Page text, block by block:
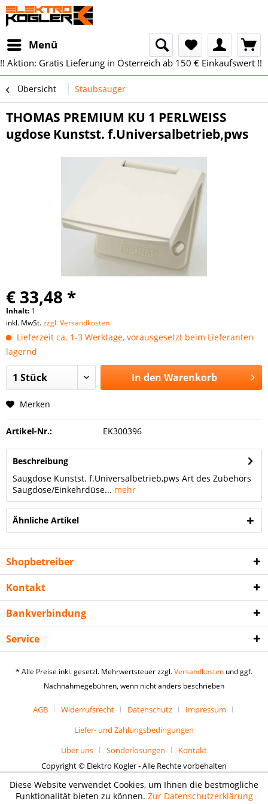
Menü
!! Aktion: Gratis Lieferung in Österreich ab 150 € Einkaufswert !!
Übersicht Staubsauger
THOMAS PREMIUM KU 1 PERLWEISS
ugdose Kunstst. f.Universalbetrieb,pws
€ 33,48 *
Inhalt: 1
inkl. MwSt.zzgl. Versandkosten
Lieferzeit ca. 1-3 Werktage, vorausgesetzt beim Lieferanten
lagernd
In den Warenkorb
Merken
Artikel-Nr.: EK300396
Beschreibung
Saugdose Kunstst. f.Universalbetrieb,pws Art des Zubehörs
Saugdose/Einkehrdüse... mehr
Ähnliche Artikel
Shopbetreiber
Kontakt
Bankverbindung
Service
* Alle Preise inkl. gesetzl. Mehrwertsteuer zzgl.Versandkosten und ggf.
Nachnahmegebühren, wenn nicht anders beschrieben
AGB Widerrufsrecht Datenschutz
Impressum
Liefer- und Zahlungsbedingungen
Über uns
Sonderlösungen
Kontakt
Copyright © Elektro Kogler - Alle Rechte vorbehalten
Diese Website verwendet Cookies, um Ihnen die bestmögliche
Funktionalität bieten zu können. Zur Datenschutzerklärung